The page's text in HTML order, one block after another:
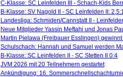
C-Klasse: SC Leinfelden III - Schach-Kids
B-Klasse: SV Nagold II - SC Leinfelden II:
Landesliga: Schmiden/Cannstatt II -
Neue Mitglieder Yassin Meftahi und Jonas
Martin Pielawa (Freibauer Esslingen)
Schulschach: Hannah und Samuel werden
B-Klasse: SC Leinfelden II - SC Stetten II 0:4
JVM 2026 mit 20 Teilnehmern gestartet
Ankündigung: 16.